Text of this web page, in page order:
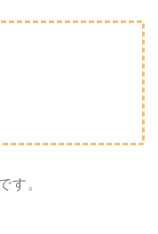
す。